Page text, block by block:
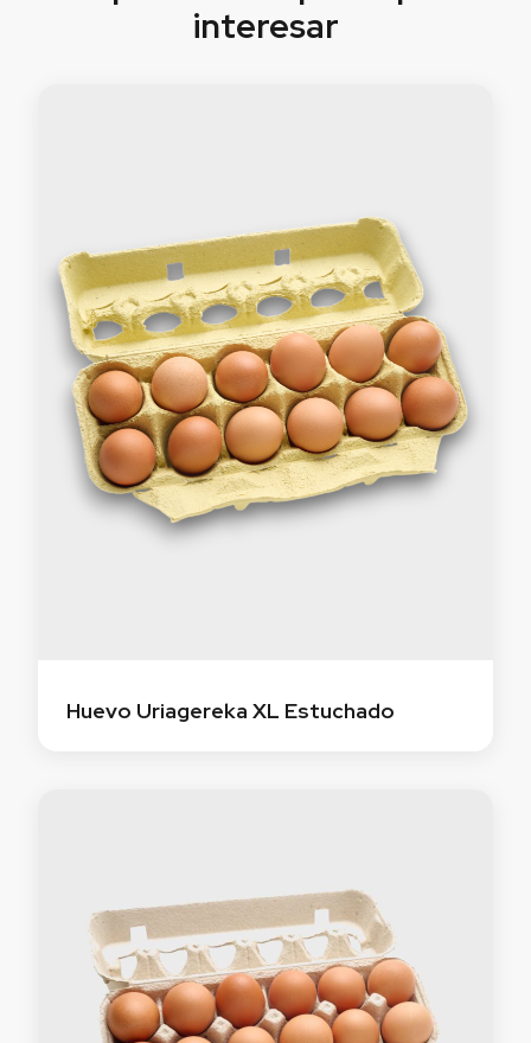
interesar
Huevo Uriagereka XL Estuchado